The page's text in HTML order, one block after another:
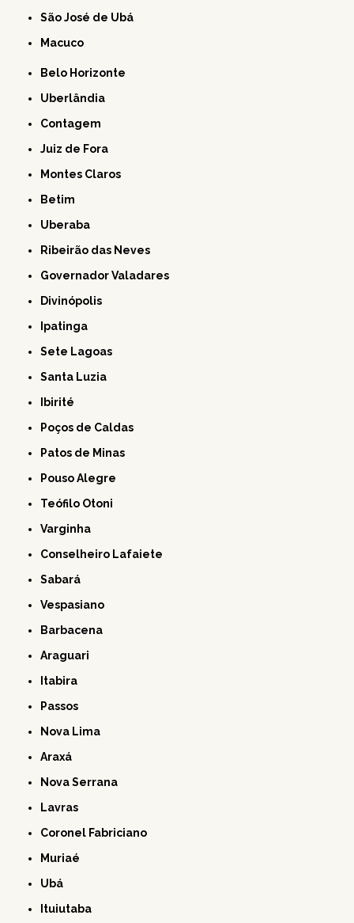
São José de Ubá
Macuco
Belo Horizonte
Uberlândia
Contagem
Juiz de Fora
Montes Claros
Betim
Uberaba
Ribeirão das Neves
Governador Valadares
Divinópolis
Ipatinga
Sete Lagoas
Santa Luzia
Ibirité
Poços de Caldas
Patos de Minas
Pouso Alegre
Teófilo Otoni
Varginha
Conselheiro Lafaiete
Sabará
Vespasiano
Barbacena
Araguari
Itabira
Passos
Nova Lima
Araxá
Nova Serrana
Lavras
Coronel Fabriciano
Muriaé
Ubá
Ituiutaba